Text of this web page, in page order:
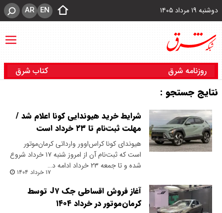
دوشنبه ۱۹ مرداد ۱۴۰۵ EN
AR
روزنامه شرق کتاب شرق
نتایج جستجو :
شرایط خرید هیوندایی کونا اعلام شد /
مهلت ثبت‌نام تا ۲۳ خرداد است
هیوندای کونا کراس‌اوور وارداتی کرمان‌موتور
است که ثبت‌نام آن از امروز شنبه ۱۷ خرداد شروع
شده و تا جمعه ۲۳ خرداد ادامه د…
۱۷ خرداد ۱۴۰۴
آغاز فروش اقساطی جک J۷ توسط
کرمان‌موتور در خرداد ۱۴۰۴